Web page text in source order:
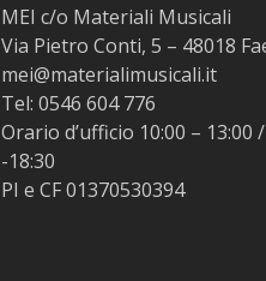
MEI c/o Materiali Musicali
Via Pietro Conti, 5 – 48018
mei@materialimusicali.it
Tel:0546 604 776
Orario d’ufficio 10:00 – 13:00
-18:30
PI e CF 01370530394